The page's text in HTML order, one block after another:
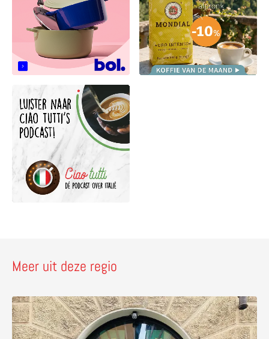
Meer uit deze regio
Lees meer over Radici Italiane – een pakket vol lekkers